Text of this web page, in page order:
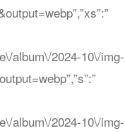
album\/2024-10\/img-
album\/2024-10\/img-